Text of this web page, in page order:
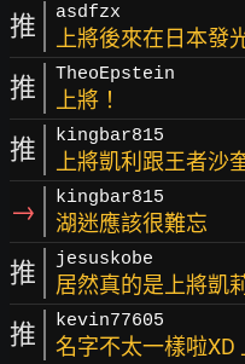
推 asdfzx
上將後來在日本發
推 TheoEpstein
上將！
推 kingbar815
上將凱利跟王者沙
→ kingbar815
湖迷應該很難忘
推 jesuskobe
居然真的是上將凱
推 kevin77605
名字不太一樣啦XD